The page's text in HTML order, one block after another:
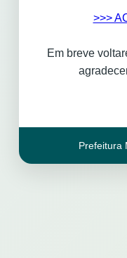
>>>
Em breve
Prefeitura